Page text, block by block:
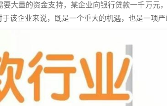
大量的资金支持，某企业向银行贷款一千万元
该企业来说，既是一个重大的机遇，也是一项严